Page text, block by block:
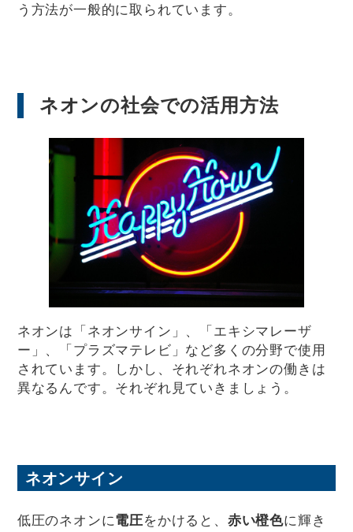
う方法が一般的に取られています。
ネオンの社会での活用方法
ネオンは「ネオンサイン」、「エキシマレーザ
ー」、「プラズマテレビ」など多くの分野で使用
されています。しかし、それぞれネオンの働きは
異なるんです。それぞれ見ていきましょう。
ネオンサイン
低圧のネオンに電圧をかけると、 赤い橙色に輝き